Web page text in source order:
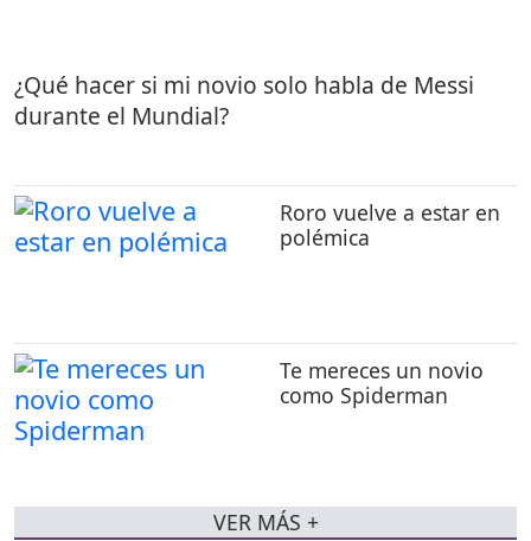
¿Qué hacer si mi novio solo habla de Messi
durante el Mundial?
Roro vuelve a estar en
polémica
Te mereces un novio
como Spiderman
VER MÁS +